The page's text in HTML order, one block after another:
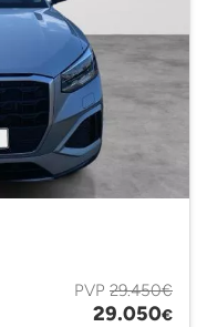
PVP 29.450€
29.050€